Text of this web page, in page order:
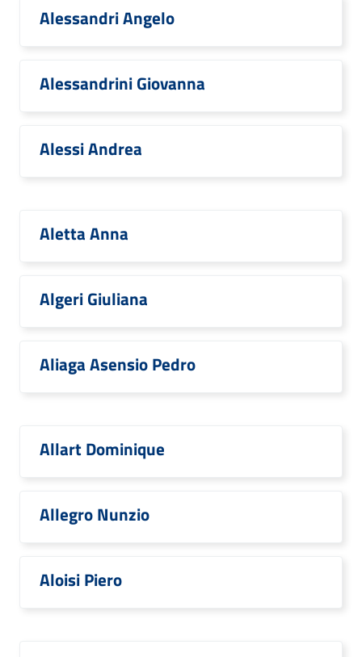
Alessandri Angelo
Alessandrini Giovanna
Alessi Andrea
Aletta Anna
Algeri Giuliana
Aliaga Asensio Pedro
Allart Dominique
Allegro Nunzio
Aloisi Piero